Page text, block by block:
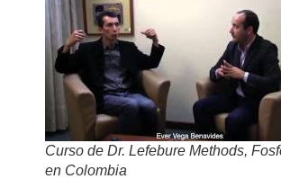
Curso de Dr. Lefebure Methods,
en Colombia